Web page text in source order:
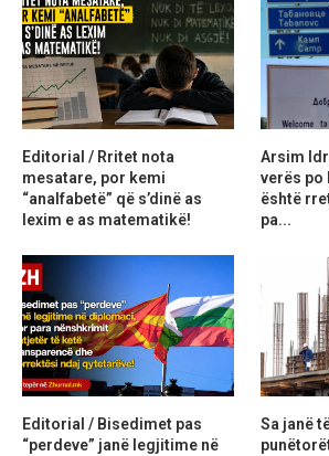
Editorial / Rritet nota
mesatare, por kemi
“analfabetë” që s’dinë as
lexim e as matematikë!
Arsim
verës po
është
pa...
Editorial / Bisedimet pas
“perdeve” janë legjitime në
Sa janë